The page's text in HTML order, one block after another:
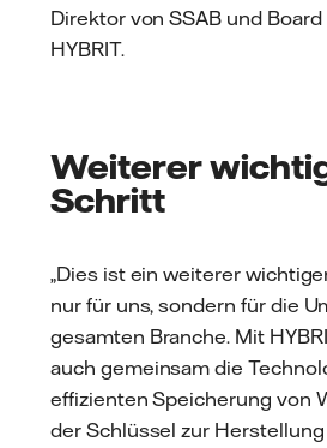
Direktor von SSAB und
HYBRIT.
Weiterer
Schritt
„Dies ist ein weiterer
nur für uns, sondern für die
gesamten Branche. Mit
auch gemeinsam die
effizienten Speicherung von
der Schlüssel zur